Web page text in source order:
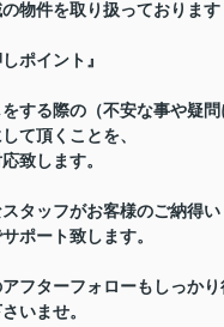
物件を取り扱っております
ポイント』
する際の（不安な事や疑問
て頂くことを、
致します。
タッフがお客様のご納得い
ポート致します。
フターフォローもしっかり
いませ。